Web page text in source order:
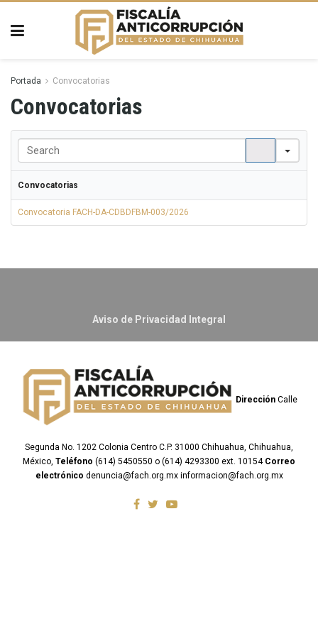
Portada Convocatorias
Convocatorias
Convocatorias
Convocatoria FACH-DA-CDBDFBM-003/2026
Aviso de Privacidad Integral
Dirección Calle
Segunda No. 1202 Colonia Centro C.P. 31000 Chihuahua, Chihuahua,
México, Teléfono (614) 5450550 o (614) 4293300 ext. 10154 Correo
electrónico denuncia@fach.org.mx informacion@fach.org.mx